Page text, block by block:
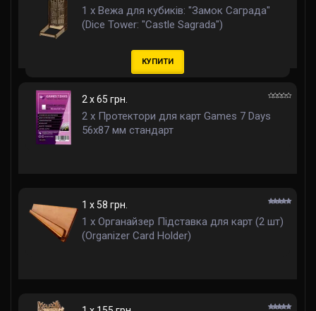
1 x Вежа для кубиків: "Замок Саграда"
(Dice Tower: "Castle Sagrada")
КУПИТИ
2 x 65 грн.
2 x Протектори для карт Games 7 Days
56x87 мм стандарт
1 x 58 грн.
1 x Органайзер Підставка для карт (2 шт)
(Organizer Card Holder)